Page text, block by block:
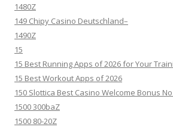
1480Z
149 Chipy Casino Deutschland–
1490Z
15
15 Best Running Apps of 2026 for Your
15 Best Workout Apps of 2026
150 Slottica Best Casino Welcome Bonus
1500 300baZ
1500 80-20Z